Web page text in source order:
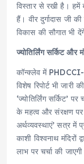
विस्तार से रखी है। हमें
हैं। वीर दुर्गादास जी
विकास की सौगात भी
ज्योतिर्लिंग सर्किट
कॉन्क्लेव में PHDCCI-
विशेष रिपोर्ट भी जारी
‘ज्योतिर्लिंग सर्किट’
के महत्व और संरक्षण पर
अर्थव्यवस्थाएं’ सत्र में
काशी विश्वनाथ मंदिरों
लाभ पर चर्चा की